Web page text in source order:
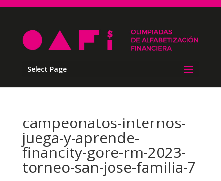
Select Page
campeonatos-internos-
juega-y-aprende-
financity-gore-rm-2023-
torneo-san-jose-familia-7